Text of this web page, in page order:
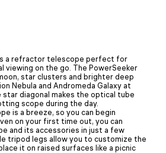
a refractor telescope perfect for
viewing on the go. The PowerSeeker
star clusters and brighter deep
Nebula and Andromeda Galaxy at
diagonal makes the optical tube
scope during the day.
is a breeze, so you can begin
on your first time out, you can
and its accessories in just a few
tripod legs allow you to customize the
it on raised surfaces like a picnic